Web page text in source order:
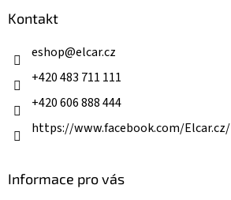
v
Kontakt
eshop@elcar.cz
+420 483 711 111
+420 606 888 444
https://www.facebook.com/Elcar.cz/
Informace pro vás